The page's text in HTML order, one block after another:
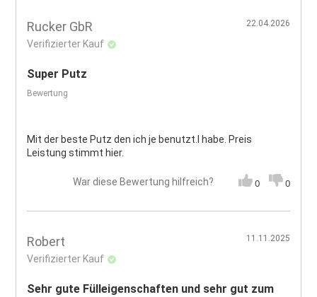
Rucker GbR
Verifizierter Kauf
22.04.2026
Super Putz
Bewertung
Mit der beste Putz den ich je benutzt.l habe. Preis
Leistung stimmt hier.
War diese Bewertung hilfreich? 0 0
Robert
Verifizierter Kauf
11.11.2025
Sehr gute Fülleigenschaften und sehr gut zum